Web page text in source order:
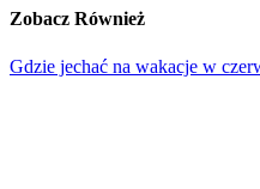
Zobacz Również
Gdzie jechać na wakacje w